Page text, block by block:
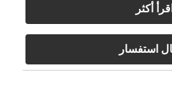
اقرأ أكثر
استفسار